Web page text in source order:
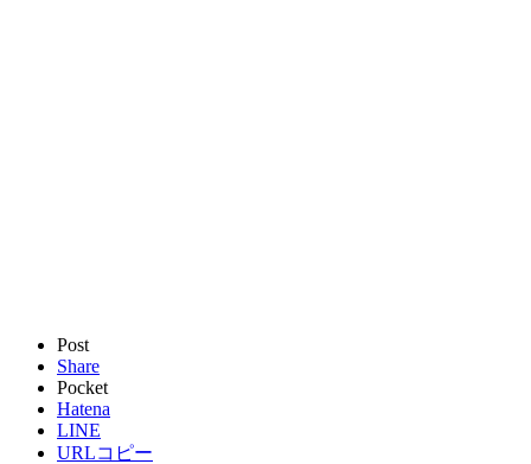
Post
Share
Pocket
Hatena
LINE
URLコピー